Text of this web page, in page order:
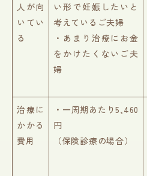
人が向
いてい
る
い形で妊娠したいと
考えているご夫婦
・あまり治療にお金
をかけたくないご夫
婦
治療に
かかる
費用
・一周期あたり5,460
円
（保険診療の場合）